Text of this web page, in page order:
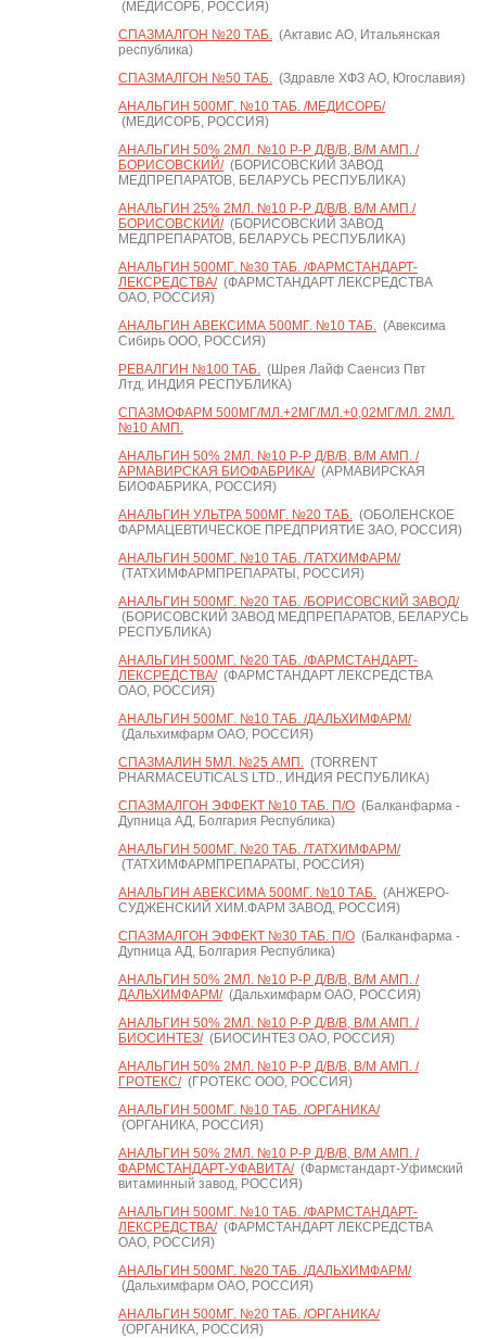
(МЕДИСОРБ, РОССИЯ)
СПАЗМАЛГОН №20 ТАБ.(Актавис АО, Итальянская
республика)
СПАЗМАЛГОН №50 ТАБ.(Здравле ХФЗ АО, Югославия)
АНАЛЬГИН 500МГ. №10 ТАБ. /МЕДИСОРБ/
(МЕДИСОРБ, РОССИЯ)
АНАЛЬГИН 50% 2МЛ. №10 Р-Р Д/В/В, В/М АМП. /
БОРИСОВСКИЙ/(БОРИСОВСКИЙ ЗАВОД
МЕДПРЕПАРАТОВ, БЕЛАРУСЬ РЕСПУБЛИКА)
АНАЛЬГИН 25% 2МЛ. №10 Р-Р Д/В/В, В/М АМП./
БОРИСОВСКИЙ/(БОРИСОВСКИЙ ЗАВОД
МЕДПРЕПАРАТОВ, БЕЛАРУСЬ РЕСПУБЛИКА)
АНАЛЬГИН 500МГ. №30 ТАБ. /ФАРМСТАНДАРТ-
ЛЕКСРЕДСТВА/(ФАРМСТАНДАРТ ЛЕКСРЕДСТВА
ОАО, РОССИЯ)
АНАЛЬГИН АВЕКСИМА 500МГ. №10 ТАБ.(Авексима
Сибирь ООО, РОССИЯ)
РЕВАЛГИН №100 ТАБ.(Шрея Лайф Саенсиз Пвт
Лтд, ИНДИЯ РЕСПУБЛИКА)
СПАЗМОФАРМ 500МГ/МЛ.+2МГ/МЛ.+0,02МГ/МЛ. 2МЛ.
№10 АМП.
АНАЛЬГИН 50% 2МЛ. №10 Р-Р Д/В/В, В/М АМП. /
АРМАВИРСКАЯ БИОФАБРИКА/(АРМАВИРСКАЯ
БИОФАБРИКА, РОССИЯ)
АНАЛЬГИН УЛЬТРА 500МГ. №20 ТАБ.(ОБОЛЕНСКОЕ
ФАРМАЦЕВТИЧЕСКОЕ ПРЕДПРИЯТИЕ ЗАО, РОССИЯ)
АНАЛЬГИН 500МГ. №10 ТАБ. /ТАТХИМФАРМ/
(ТАТХИМФАРМПРЕПАРАТЫ, РОССИЯ)
АНАЛЬГИН 500МГ. №20 ТАБ. /БОРИСОВСКИЙ ЗАВОД/
(БОРИСОВСКИЙ ЗАВОД МЕДПРЕПАРАТОВ, БЕЛАРУСЬ
РЕСПУБЛИКА)
АНАЛЬГИН 500МГ. №20 ТАБ. /ФАРМСТАНДАРТ-
ЛЕКСРЕДСТВА/(ФАРМСТАНДАРТ ЛЕКСРЕДСТВА
ОАО, РОССИЯ)
АНАЛЬГИН 500МГ. №10 ТАБ. /ДАЛЬХИМФАРМ/
(Дальхимфарм ОАО, РОССИЯ)
СПАЗМАЛИН 5МЛ. №25 АМП.(TORRENT
PHARMACEUTICALS LTD., ИНДИЯ РЕСПУБЛИКА)
СПАЗМАЛГОН ЭФФЕКТ №10 ТАБ. П/О(Балканфарма -
Дупница АД, Болгария Республика)
АНАЛЬГИН 500МГ. №20 ТАБ. /ТАТХИМФАРМ/
(ТАТХИМФАРМПРЕПАРАТЫ, РОССИЯ)
АНАЛЬГИН АВЕКСИМА 500МГ. №10 ТАБ.(АНЖЕРО-
СУДЖЕНСКИЙ ХИМ.ФАРМ ЗАВОД, РОССИЯ)
СПАЗМАЛГОН ЭФФЕКТ №30 ТАБ. П/О(Балканфарма -
Дупница АД, Болгария Республика)
АНАЛЬГИН 50% 2МЛ. №10 Р-Р Д/В/В, В/М АМП. /
ДАЛЬХИМФАРМ/(Дальхимфарм ОАО, РОССИЯ)
АНАЛЬГИН 50% 2МЛ. №10 Р-Р Д/В/В, В/М АМП. /
БИОСИНТЕЗ/(БИОСИНТЕЗ ОАО, РОССИЯ)
АНАЛЬГИН 50% 2МЛ. №10 Р-Р Д/В/В, В/М АМП. /
ГРОТЕКС/(ГРОТЕКС ООО, РОССИЯ)
АНАЛЬГИН 500МГ. №10 ТАБ. /ОРГАНИКА/
(ОРГАНИКА, РОССИЯ)
АНАЛЬГИН 50% 2МЛ. №10 Р-Р Д/В/В, В/М АМП. /
ФАРМСТАНДАРТ-УФАВИТА/(Фармстандарт-Уфимский
витаминный завод, РОССИЯ)
АНАЛЬГИН 500МГ. №10 ТАБ. /ФАРМСТАНДАРТ-
ЛЕКСРЕДСТВА/(ФАРМСТАНДАРТ ЛЕКСРЕДСТВА
ОАО, РОССИЯ)
АНАЛЬГИН 500МГ. №20 ТАБ. /ДАЛЬХИМФАРМ/
(Дальхимфарм ОАО, РОССИЯ)
АНАЛЬГИН 500МГ. №20 ТАБ. /ОРГАНИКА/
(ОРГАНИКА, РОССИЯ)